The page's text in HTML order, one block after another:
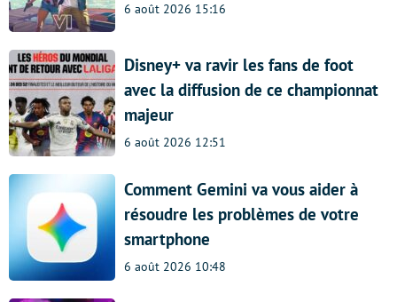
6 août 2026 15:16
Disney+ va ravir les fans de foot
avec la diffusion de ce championnat
majeur
6 août 2026 12:51
Comment Gemini va vous aider à
résoudre les problèmes de votre
smartphone
6 août 2026 10:48